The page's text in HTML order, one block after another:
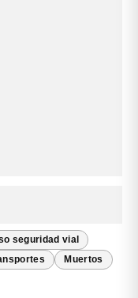
seguridad vial
Muertos